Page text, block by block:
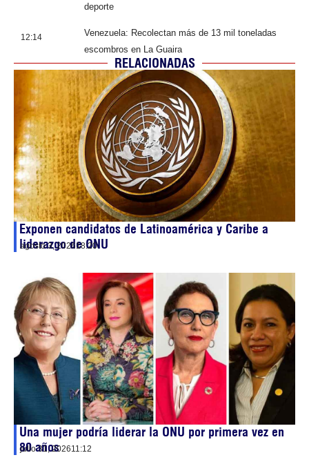
deporte
12:14
Venezuela: Recolectan más de 13 mil toneladas
escombros en La Guaira
RELACIONADAS
Exponen candidatos de Latinoamérica y Caribe a
liderazgo de ONU
agosto 3, 202618:20
Una mujer podría liderar la ONU por primera vez en
80 años
julio 31, 202611:12